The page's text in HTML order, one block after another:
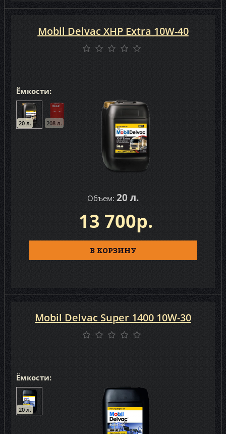
Ёмкости:
20 л. 208 л.
Объем: 20 л.
Mobil Delvac XНР Еxtra 10W-40
13 700р.
В КОРЗИНУ
Ёмкости:
20 л.
Mobil Delvaс Super 1400 10W-30